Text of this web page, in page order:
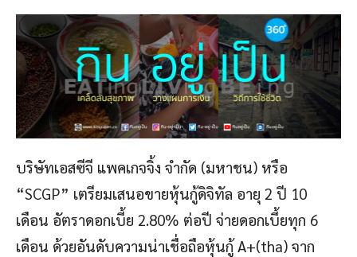
บริษัทเอสซีจี แพคเกจจิ้ง จำกัด (มหาชน) หรือ
“SCGP” เตรียมเสนอขายหุ้นกู้ดิจิทัล อายุ 2 ปี 10
เดือน อัตราดอกเบี้ย 2.80% ต่อปี จ่ายดอกเบี้ยทุก 6
เดือน ด้วยอันดับความน่าเชื่อถือหุ้นกู้ A+(tha) จาก